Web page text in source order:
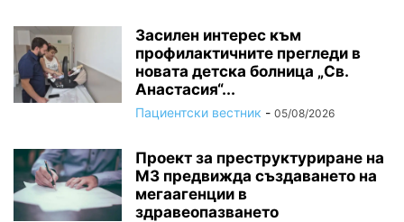
Засилен интерес към
профилактичните прегледи в
новата детска болница „Св.
Анастасия“...
Пациентски вестник - 05/08/2026
Проект за преструктуриране на
МЗ предвижда създаването на
мегаагенции в
здравеопазването